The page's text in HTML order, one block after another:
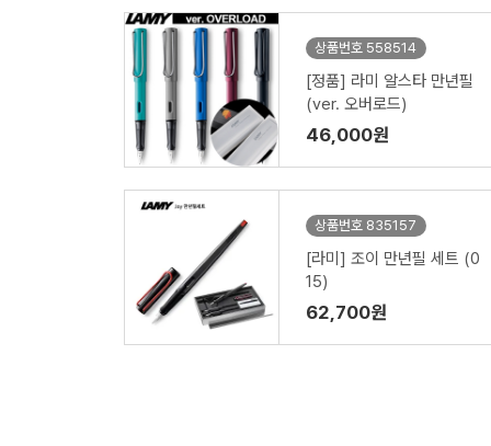
상품번호 558514
[정품] 라미 알스타 만년필
(ver. 오버로드)
46,000원
상품번호 835157
[라미] 조이 만년필 세트 (0
15)
62,700원